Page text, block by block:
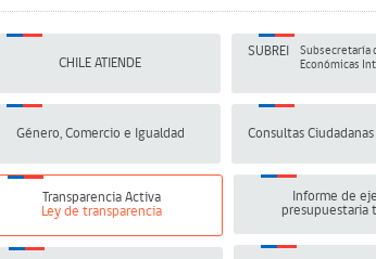
CHILE ATIENDE
SUBREI
Subsecretaría
Económicas
Género, Comercio e Igualdad Consultas
Transparencia Activa
Ley de transparencia
Informe de
presupuestaria